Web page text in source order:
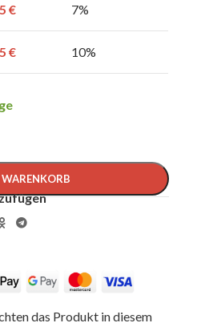
€ 7%
€
10%
das Produkt in diesem